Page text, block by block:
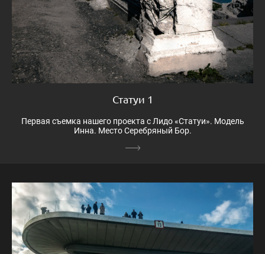
Статуи 1
Первая съемка нашего проекта с Лидо «Статуи». Модель
Инна. Место Серебряный Бор.